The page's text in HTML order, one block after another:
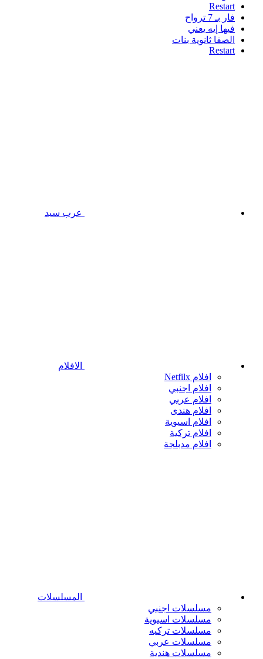
Restart
فار بـ 7 ترواح
فيها إيه يعني
الصفا ثانوية بنات
Restart
عرب سيد
الافلام
افلام Netfilx
افلام اجنبي
افلام عربي
افلام هندى
افلام اسيوية
افلام تركية
افلام مدبلجة
المسلسلات
مسلسلات اجنبي
مسلسلات اسيوية
مسلسلات تركيه
مسلسلات عربي
مسلسلات هندية